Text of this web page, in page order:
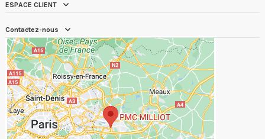
ESPACE CLIENT
Contactez-nous